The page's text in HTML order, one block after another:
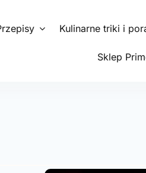
Kulinarne triki i
Sklep